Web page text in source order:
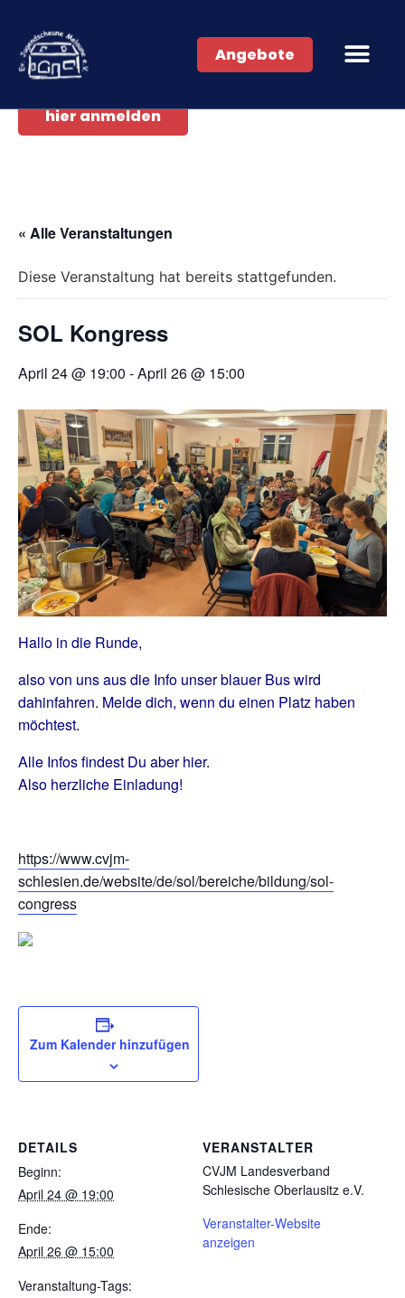
Angebote
hier anmelden
« Alle Veranstaltungen
Diese Veranstaltung hat bereits stattgefunden.
SOL Kongress
April 24 @ 19:00 -April 26 @ 15:00
Hallo in die Runde,
also von uns aus die Info unser blauer Bus wird
dahinfahren. Melde dich, wenn du einen Platz haben
möchtest.
Alle Infos findest Du aber hier.
Also herzliche Einladung!
https://www.cvjm-
schlesien.de/website/de/sol/bereiche/bildung/sol-
congress
Zum Kalender hinzufügen
DETAILS
Beginn:
April 24 @ 19:00
Ende:
April 26 @ 15:00
Veranstaltung-Tags:
VERANSTALTER
CVJM Landesverband
Schlesische Oberlausitz e.V.
Veranstalter-Website
anzeigen